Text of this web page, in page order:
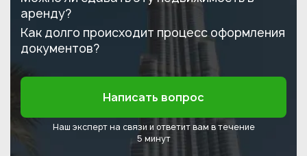
аренду?
Как долго происходит процесс оформления
документов?
Написать вопрос
Наш эксперт на связи и ответитвам в течение
5 минут